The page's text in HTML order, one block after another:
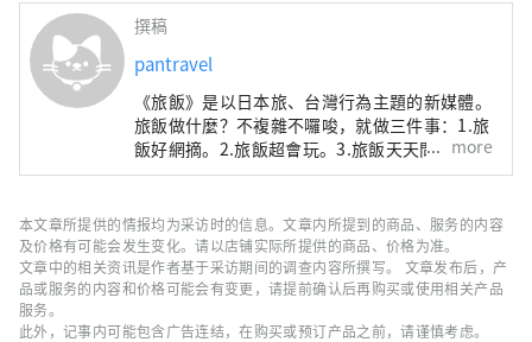
撰稿
pantravel
《旅飯》是以日本旅、台灣行為主題的新媒體。
旅飯做什麼？不複雜不囉唆，就做三件事：1.旅
飯好網摘。2.旅飯超會玩。3.旅飯天天問。有問
題就沒問題。別處不敢問，怕被老鳥笑？乖，來
https://www.facebook.com/PanTravelTW/
more
本文章所提供的情报均为采访时的信息。文章内所提到的商品、服务的内容
及价格有可能会发生变化。请以店铺实际所提供的商品、价格为准。
文章中的相关资讯是作者基于采访期间的调查内容所撰写。 文章发布后，产
品或服务的内容和价格可能会有变更，请提前确认后再购买或使用相关产品
服务。
此外，记事内可能包含广告连结，在购买或预订产品之前，请谨慎考虑。